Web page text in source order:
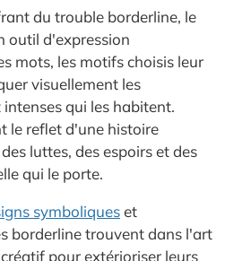
du trouble borderline, le
outil d'expression
mots, les motifs choisis leur
visuellement les
qui les habitent.
le reflet d'une histoire
luttes, des espoirs et des
qui le porte.
symboliqueset
borderline trouvent dans l'art
pour extérioriser leurs